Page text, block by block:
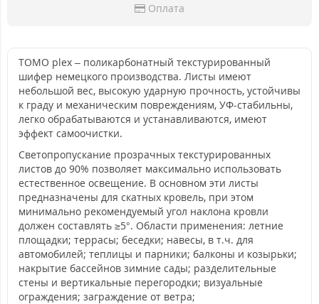
Оплата
TOMO plex – поликарбонатный текстурированный
шифер немецкого производства. Листы имеют
небольшой вес, высокую ударную прочность, устойчивы
к граду и механическим повреждениям, УФ-стабильны,
легко обрабатываются и устанавливаются, имеют
эффект самоочистки.
Светопропускание прозрачных текстурированных
листов до 90% позволяет максимально использовать
естественное освещение. В основном эти листы
предназначены для скатных кровель, при этом
минимально рекомендуемый угол наклона кровли
должен составлять ≥5°. Области применения: летние
площадки; террасы; беседки; навесы, в т.ч. для
автомобилей; теплицы и парники; балконы и козырьки;
накрытие бассейнов зимние сады; разделительные
стены и вертикальные перегородки; визуальные
ограждения; заграждение от ветра;